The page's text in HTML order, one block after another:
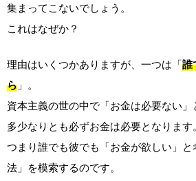
集まってこないでしょう。
これはなぜか？
理由はいくつかありますが、一つは「誰
ら 」。
資本主義の世の中で「お金は必要ない」
多少なりとも必ずお金は必要となります。
つまり誰でも彼でも「お金が欲しい」
法」を模索するのです。